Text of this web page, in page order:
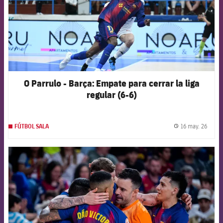
O Parrulo - Barça: Empate para cerrar la liga
regular (6-6)
FÚTBOL SALA 16 may. 26
FCB Barcelona badge